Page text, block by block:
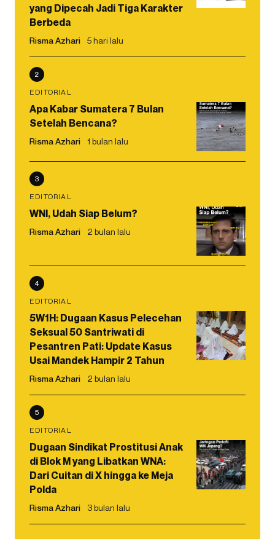
yang Dipecah Jadi Tiga Karakter
Berbeda
Risma Azhari 5 hari lalu
2
EDITORIAL
Apa Kabar Sumatera 7 Bulan
Setelah Bencana?
Risma Azhari 1 bulan lalu
3
EDITORIAL
WNI, Udah Siap Belum?
Risma Azhari 2 bulan lalu
4
EDITORIAL
5W1H: Dugaan Kasus Pelecehan
Seksual 50 Santriwati di
Pesantren Pati: Update Kasus
Usai Mandek Hampir 2 Tahun
Risma Azhari 2 bulan lalu
5
EDITORIAL
Dugaan Sindikat Prostitusi Anak
di Blok M yang Libatkan WNA:
Dari Cuitan di X hingga ke Meja
Polda
Risma Azhari 3 bulan lalu